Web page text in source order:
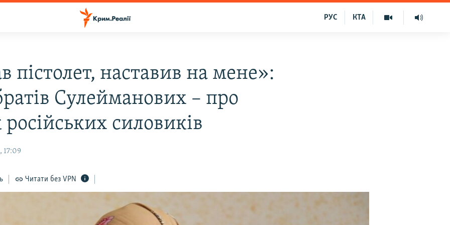
КТА
РУС
пістолет, наставив на мене»:
Сулейманових – про
силовиків
17:09
Читати без VPN